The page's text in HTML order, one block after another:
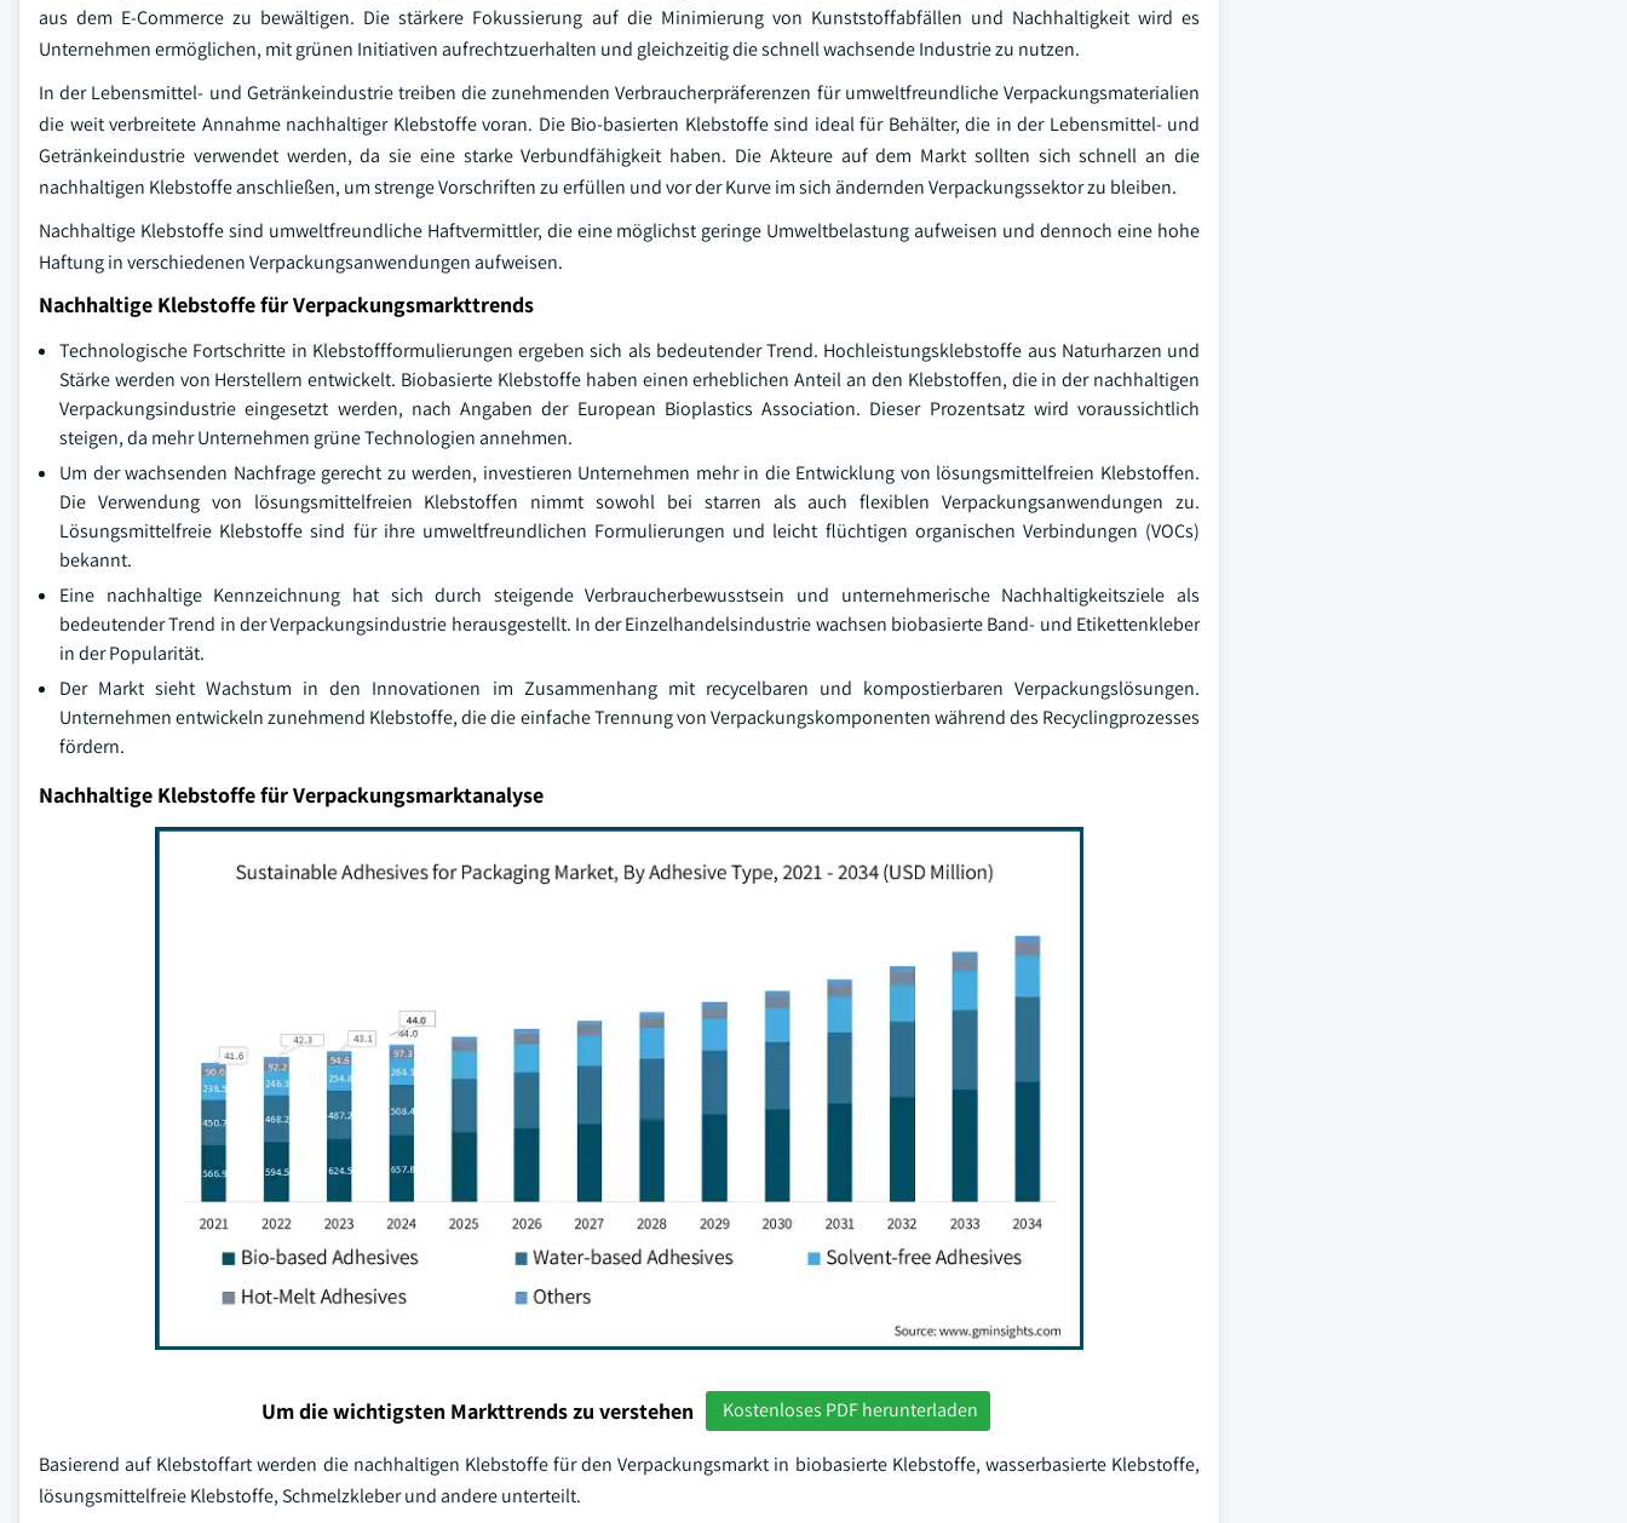
aus dem E-Commerce zu bewältigen. Die stärkere Fokussierung auf die Minimierung von Kunststoffabfällen und Nachhaltigkeit wird es
Unternehmen ermöglichen, mit grünen Initiativen aufrechtzuerhalten und gleichzeitig die schnell wachsende Industrie zu nutzen.
In der Lebensmittel- und Getränkeindustrie treiben die zunehmenden Verbraucherpräferenzen für umweltfreundliche Verpackungsmaterialien
die weit verbreitete Annahme nachhaltiger Klebstoffe voran. Die Bio-basierten Klebstoffe sind ideal für Behälter, die in der Lebensmittel- und
Getränkeindustrie verwendet werden, da sie eine starke Verbundfähigkeit haben. Die Akteure auf dem Markt sollten sich schnell an die
nachhaltigen Klebstoffe anschließen, um strenge Vorschriften zu erfüllen und vor der Kurve im sich ändernden Verpackungssektor zu bleiben.
Nachhaltige Klebstoffe sind umweltfreundliche Haftvermittler, die eine möglichst geringe Umweltbelastung aufweisen und dennoch eine hohe
Haftung in verschiedenen Verpackungsanwendungen aufweisen.
Nachhaltige Klebstoffe für Verpackungsmarkttrends
Technologische Fortschritte in Klebstoffformulierungen ergeben sich als bedeutender Trend. Hochleistungsklebstoffe aus Naturharzen und
Stärke werden von Herstellern entwickelt. Biobasierte Klebstoffe haben einen erheblichen Anteil an den Klebstoffen, die in der nachhaltigen
Verpackungsindustrie eingesetzt werden, nach Angaben der European Bioplastics Association. Dieser Prozentsatz wird voraussichtlich
steigen, da mehr Unternehmen grüne Technologien annehmen.
Um der wachsenden Nachfrage gerecht zu werden, investieren Unternehmen mehr in die Entwicklung von lösungsmittelfreien Klebstoffen.
Die Verwendung von lösungsmittelfreien Klebstoffen nimmt sowohl bei starren als auch flexiblen Verpackungsanwendungen zu.
Lösungsmittelfreie Klebstoffe sind für ihre umweltfreundlichen Formulierungen und leicht flüchtigen organischen Verbindungen (VOCs)
bekannt.
Eine nachhaltige Kennzeichnung hat sich durch steigende Verbraucherbewusstsein und unternehmerische Nachhaltigkeitsziele als
bedeutender Trend in der Verpackungsindustrie herausgestellt. In der Einzelhandelsindustrie wachsen biobasierte Band- und Etikettenkleber
in der Popularität.
Der Markt sieht Wachstum in den Innovationen im Zusammenhang mit recycelbaren und kompostierbaren Verpackungslösungen.
Unternehmen entwickeln zunehmend Klebstoffe, die die einfache Trennung von Verpackungskomponenten während des Recyclingprozesses
fördern.
Nachhaltige Klebstoffe für Verpackungsmarktanalyse
Um die wichtigsten Markttrends zu verstehen Kostenloses PDF herunterladen
Basierend auf Klebstoffart werden die nachhaltigen Klebstoffe für den Verpackungsmarkt in biobasierte Klebstoffe, wasserbasierte Klebstoffe,
lösungsmittelfreie Klebstoffe, Schmelzkleber und andere unterteilt.